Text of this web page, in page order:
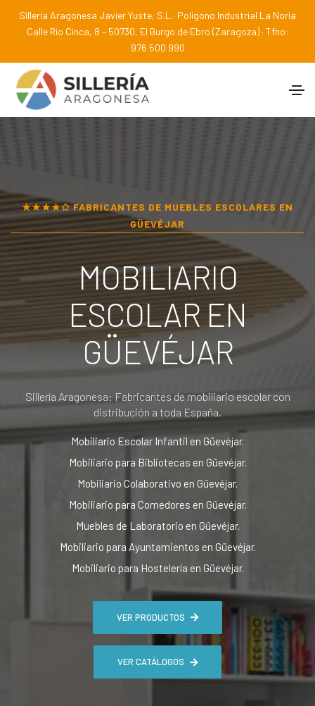
Sillería Aragonesa Javier Yuste, S.L.· Polígono Industrial La Noria
Calle Río Cinca, 8 – 50730, El Burgo de Ebro (Zaragoza) · Tfno:
976 500 990
★★★★✩ FABRICANTES DE MUEBLES ESCOLARES EN
GÜEVÉJAR
MOBILIARIO
ESCOLAR EN
GÜEVÉJAR
Sillería Aragonesa: Fabricantes de mobiliario escolar con
distribución a toda España.
Mobiliario Escolar Infantil en Güevéjar.
Mobiliario para Bibliotecas en Güevéjar.
Mobiliario Colaborativo en Güevéjar.
Mobiliario para Comedores en Güevéjar.
Muebles de Laboratorio en Güevéjar.
Mobiliario para Ayuntamientos en Güevéjar.
Mobiliario para Hostelería en Güevéjar.
VER PRODUCTOS
VER CATÁLOGOS